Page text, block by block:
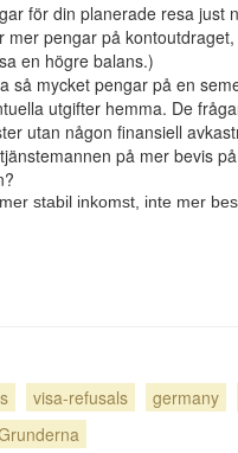
för din planerade resa
mer pengar på
en högre balans.)
så mycket pengar på en
utgifter hemma. De
utan någon finansiell
på mer bevis
stabil inkomst, inte mer
visa-refusals germany